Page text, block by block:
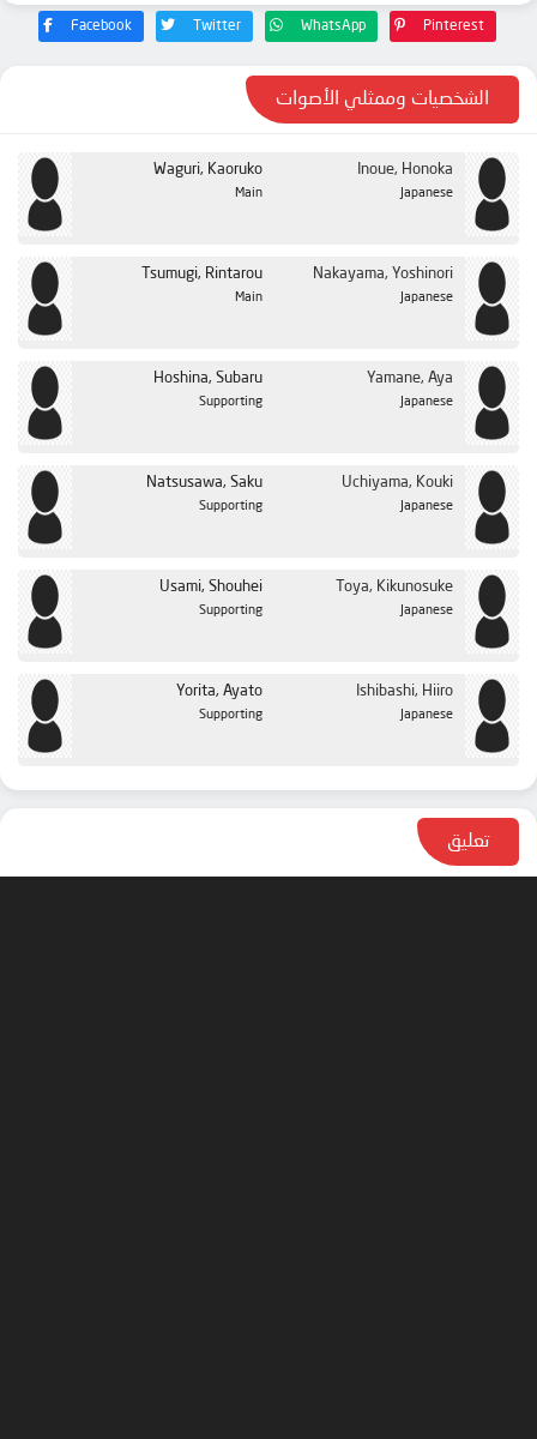
Facebook Twitter WhatsApp Pinterest
الشخصيات وممثلي الأصوات
Waguri, Kaoruko
Main
Inoue, Honoka
Japanese
Tsumugi, Rintarou
Main
Nakayama, Yoshinori
Japanese
Hoshina, Subaru
Supporting
Yamane, Aya
Japanese
Natsusawa, Saku
Supporting
Uchiyama, Kouki
Japanese
Usami, Shouhei
Supporting
Toya, Kikunosuke
Japanese
Yorita, Ayato
Supporting
Ishibashi, Hiiro
Japanese
تعليق